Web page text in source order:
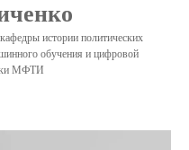
истории политических
обучения и цифровой
МФТИ